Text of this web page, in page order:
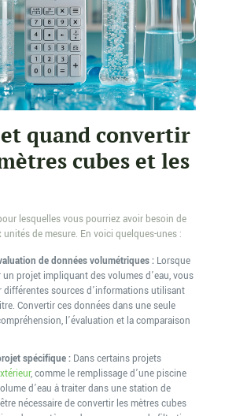
quand convertir
cubes et les
lesquelles vous pourriez avoir besoin de
de mesure. En voici quelques-unes :
de données volumétriques :Lorsque
projet impliquant des volumes d’eau, vous
différentes sources d’informations utilisant
Convertir ces données dans une seule
l’évaluation et la comparaison
spécifique :Dans certains projets
, comme le remplissage d’une piscine
d’eau à traiter dans une station de
nécessaire de convertir les mètres cubes